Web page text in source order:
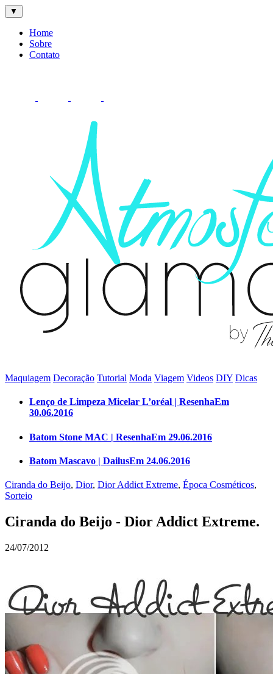
▼
Home
Sobre
Contato
Maquiagem Decoração Tutorial Moda Viagem Videos DIY Dicas
Lenço de Limpeza Micelar L’oréal | ResenhaEm
30.06.2016
Batom Stone MAC | ResenhaEm 29.06.2016
Batom Mascavo | DailusEm 24.06.2016
Ciranda do Beijo, Dior, Dior Addict Extreme, Época Cosméticos,
Sorteio
Ciranda do Beijo - Dior Addict Extreme.
24/07/2012